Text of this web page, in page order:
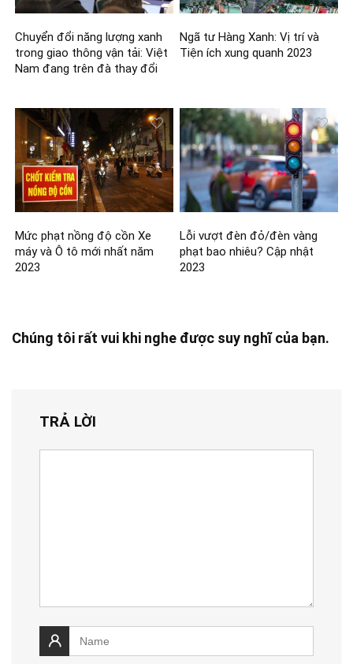
Chuyển đổi năng lượng xanh
trong giao thông vận tải: Việt
Nam đang trên đà thay đổi
Ngã tư Hàng Xanh: Vị trí và
Tiện ích xung quanh 2023
Mức phạt nồng độ cồn Xe
máy và Ô tô mới nhất năm
2023
Lỗi vượt đèn đỏ/đèn vàng
phạt bao nhiêu? Cập nhật
2023
Chúng tôi rất vui khi nghe được suy nghĩ của bạn.
TRẢ LỜI